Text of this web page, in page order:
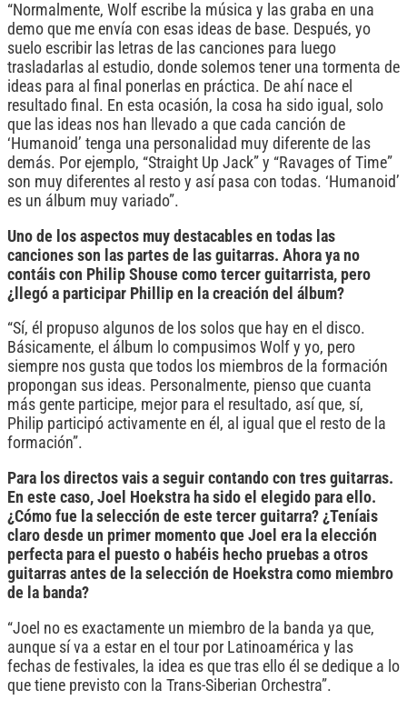
“Normalmente, Wolf escribe la música y las graba en una
demo que me envía con esas ideas de base. Después, yo
suelo escribir las letras de las canciones para luego
trasladarlas al estudio, donde solemos tener una tormenta de
ideas para al final ponerlas en práctica. De ahí nace el
resultado final. En esta ocasión, la cosa ha sido igual, solo
que las ideas nos han llevado a que cada canción de
‘Humanoid’ tenga una personalidad muy diferente de las
demás. Por ejemplo, “Straight Up Jack” y “Ravages of Time”
son muy diferentes al resto y así pasa con todas. ‘Humanoid’
es un álbum muy variado”.
Uno de los aspectos muy destacables en todas las
canciones son las partes de las guitarras. Ahora ya no
contáis con Philip Shouse como tercer guitarrista, pero
¿llegó a participar Phillip en la creación del álbum?
“Sí, él propuso algunos de los solos que hay en el disco.
Básicamente, el álbum lo compusimos Wolf y yo, pero
siempre nos gusta que todos los miembros de la formación
propongan sus ideas. Personalmente, pienso que cuanta
más gente participe, mejor para el resultado, así que, sí,
Philip participó activamente en él, al igual que el resto de la
formación”.
Para los directos vais a seguir contando con tres guitarras.
En este caso, Joel Hoekstra ha sido el elegido para ello.
¿Cómo fue la selección de este tercer guitarra? ¿Teníais
claro desde un primer momento que Joel era la elección
perfecta para el puesto o habéis hecho pruebas a otros
guitarras antes de la selección de Hoekstra como miembro
de la banda?
“Joel no es exactamente un miembro de la banda ya que,
aunque sí va a estar en el tour por Latinoamérica y las
fechas de festivales, la idea es que tras ello él se dedique a lo
que tiene previsto con la Trans-Siberian Orchestra”.